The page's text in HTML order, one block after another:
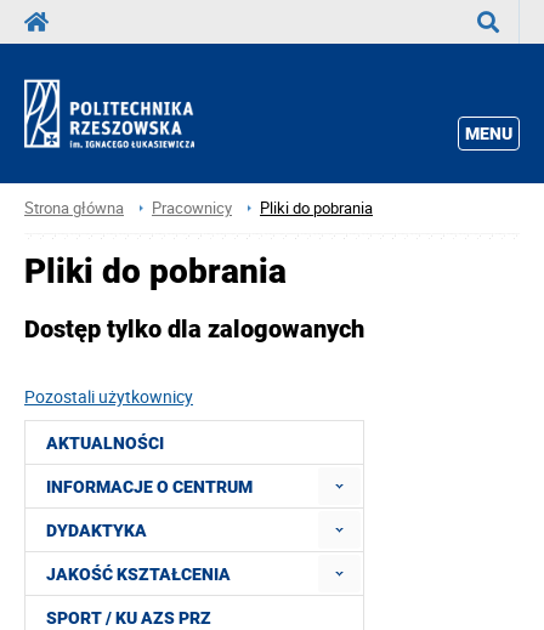
MENU
Strona główna Pracownicy Pliki do pobrania
AKTUALNOŚCI
INFORMACJE O CENTRUM
DYDAKTYKA
JAKOŚĆ KSZTAŁCENIA
SPORT / KU AZS PRZ
Pliki do pobrania
Dostęp tylko dla zalogowanych
Pozostali użytkownicy